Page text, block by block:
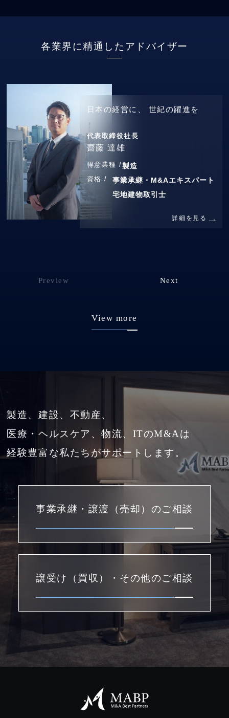
各業界に精通したアドバイザー
日本の経営に、 世紀の躍進を
代表取締役社長
齋藤 達雄
得意業種 /製造
資格 /
事業承継・M&Aエキスパート
宅地建物取引士
詳細を見る
Preview Next
View more
製造、建設、不動産、
医療・ヘルスケア、物流、ITのM&Aは
経験豊富な私たちがサポートします。
事業承継・譲渡（売却）のご相談
譲受け（買収）・その他のご相談